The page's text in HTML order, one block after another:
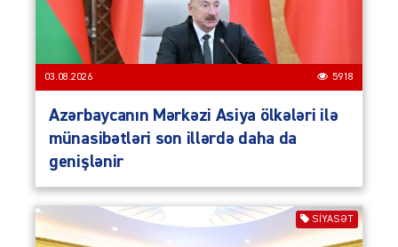
03.08.2026 5918
Azərbaycanın Mərkəzi Asiya ölkələri ilə
münasibətləri son illərdə daha da
genişlənir
SIYASƏT